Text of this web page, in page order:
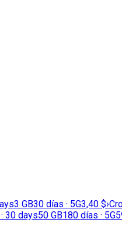
3 GB30 días · 5G3,40 $›
30 days50 GB180 días · 5G